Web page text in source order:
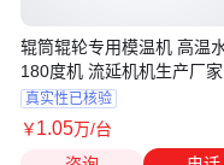
辊筒辊轮专用模温机 高温
180度机 流延机机生产厂家
真实性已核验
￥1.05万/台